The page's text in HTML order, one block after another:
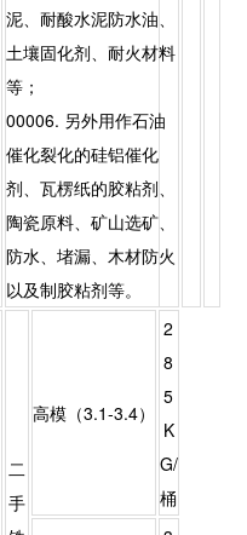
泥、耐酸水泥防水油、
土壤固化剂、耐火材料
等；
00006. 另外用作石油
催化裂化的硅铝催化
剂、瓦楞纸的胶粘剂、
陶瓷原料、矿山选矿、
防水、堵漏、木材防火
以及制胶粘剂等。
二
手
高模（3.1-3.4）
2
8
5
K
G/
桶